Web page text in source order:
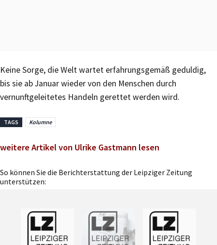
Keine Sorge, die Welt wartet erfahrungsgemäß geduldig,
bis sie ab Januar wieder von den Menschen durch
vernunftgeleitetes Handeln gerettet werden wird.
TAGS Kolumne
weitere Artikel von Ulrike Gastmann lesen
So können Sie die Berichterstattung der Leipziger Zeitung
unterstützen: